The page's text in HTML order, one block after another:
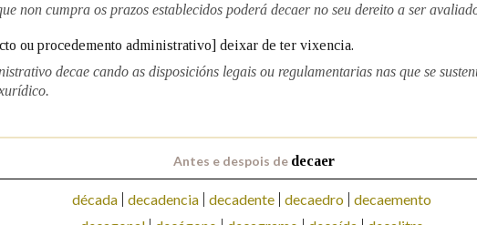
DE BUSCA
Pertence a
AXUDA NA BUSCA
non cumpra os prazos establecidos poderá decaer no seu dereito a ser
ou procedemento administrativo] deixar de ter vixencia.
decae cando as disposicións legais ou regulamentarias nas que se
Antes e despois de decaer
década decadencia decadente decaedro decaemento